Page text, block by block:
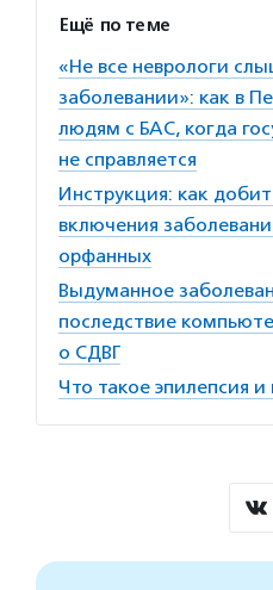
Ещё по теме
«Не все неврологи
заболевании»: как в
людям с БАС, когда
не справляется
Инструкция: как
включения
орфанных
Выдуманное
последствие
о СДВГ
Что такое эпилепсия и